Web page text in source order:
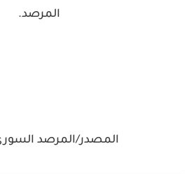
المرصد.
المصدر/المرصد